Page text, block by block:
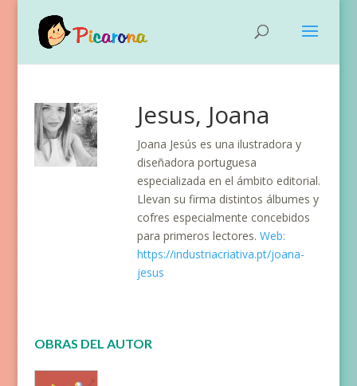
Jesus, Joana
Joana Jesús es una ilustradora y
diseñadora portuguesa
especializada en el ámbito editorial.
Llevan su firma distintos álbumes y
cofres especialmente concebidos
para primeros lectores.Web:
https://industriacriativa.pt/joana-
jesus
OBRAS DEL AUTOR